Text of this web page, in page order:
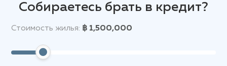
Собираетесь брать в кредит?
Стоимость жилья: ฿ 1,500,000